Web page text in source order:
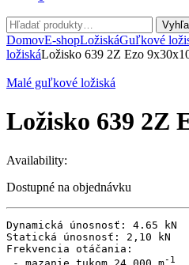
Hľadať:
DomovE-shopLožiskáGuľkové
ložiskáLožisko 639 2Z Ezo
Malé guľkové ložiská
Ložisko 639 2Z
Availability:
Dostupné na objednávku
Dynamická únosnosť: 4.65 kN
Statická únosnosť: 2,10 kN
Frekvencia otáčania: